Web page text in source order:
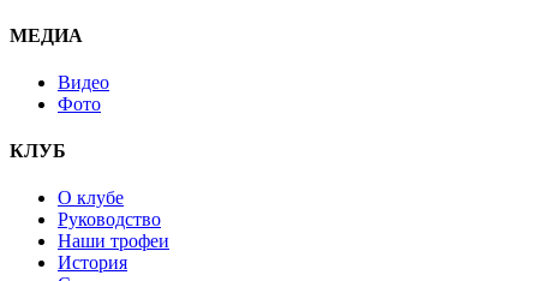
МЕДИА
Видео
Фото
КЛУБ
О клубе
Руководство
Наши трофеи
История